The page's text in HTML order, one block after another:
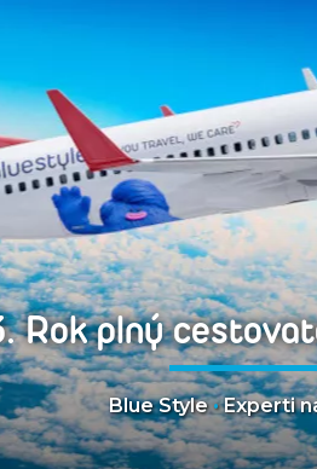
Rok plný
Blue Style•Experti